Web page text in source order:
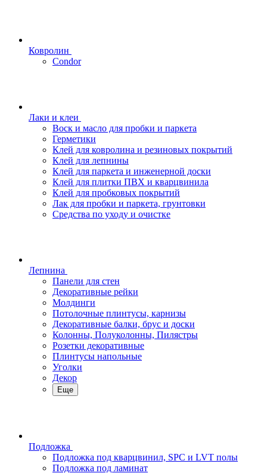
Ковролин
Condor
Лаки и клеи
Воск и масло для пробки и паркета
Герметики
Клей для ковролина и резиновых покрытий
Клей для лепнины
Клей для паркета и инженерной доски
Клей для плитки ПВХ и кварцвинила
Клей для пробковых покрытий
Лак для пробки и паркета, грунтовки
Средства по уходу и очистке
Лепнина
Панели для стен
Декоративные рейки
Молдинги
Потолочные плинтусы, карнизы
Декоративные балки, брус и доски
Колонны, Полуколонны, Пилястры
Розетки декоративные
Плинтусы напольные
Уголки
Декор
Еще
Подложка
Подложка под кварцвинил, SPC и LVT полы
Подложка под ламинат